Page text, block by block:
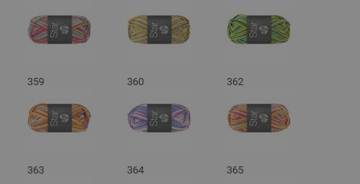
359 360 362
363 364 365